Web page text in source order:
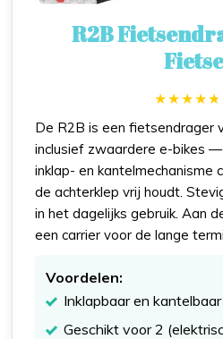
R2B
De R2B is een
inclusief zwaardere e-bikes
inklap- en kantelmechanisme
de achterklep vrij houdt.
in het dagelijks gebruik. Aan
een carrier voor de lange
Voordelen:
Inklapbaar en kantelbaar
Geschikt voor 2